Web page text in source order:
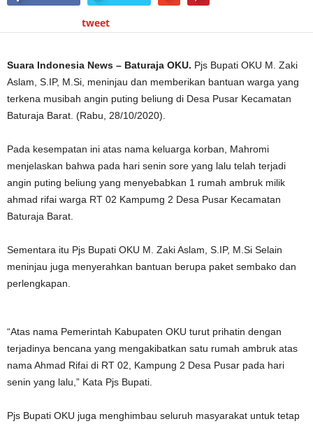
tweet
Suara Indonesia News – Baturaja OKU. Pjs Bupati OKU M. Zaki
Aslam, S.IP, M.Si, meninjau dan memberikan bantuan warga yang
terkena musibah angin puting beliung di Desa Pusar Kecamatan
Baturaja Barat. (Rabu, 28/10/2020).
Pada kesempatan ini atas nama keluarga korban, Mahromi
menjelaskan bahwa pada hari senin sore yang lalu telah terjadi
angin puting beliung yang menyebabkan 1 rumah ambruk milik
ahmad rifai warga RT 02 Kampumg 2 Desa Pusar Kecamatan
Baturaja Barat.
Sementara itu Pjs Bupati OKU M. Zaki Aslam, S.IP, M.Si Selain
meninjau juga menyerahkan bantuan berupa paket sembako dan
perlengkapan.
“Atas nama Pemerintah Kabupaten OKU turut prihatin dengan
terjadinya bencana yang mengakibatkan satu rumah ambruk atas
nama Ahmad Rifai di RT 02, Kampung 2 Desa Pusar pada hari
senin yang lalu,” Kata Pjs Bupati.
Pjs Bupati OKU juga menghimbau seluruh masyarakat untuk tetap